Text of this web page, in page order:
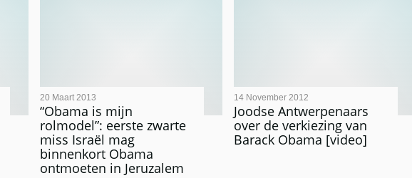
“Obama is mijn
rolmodel”: eerste zwarte
miss Israël mag
binnenkort Obama
ontmoeten in Jeruzalem
20 Maart 2013
Joodse Antwerpenaars
over de verkiezing van
Barack Obama [video]
14 November 2012